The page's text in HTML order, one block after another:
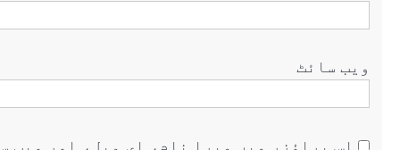
ویب‌ سائٹ